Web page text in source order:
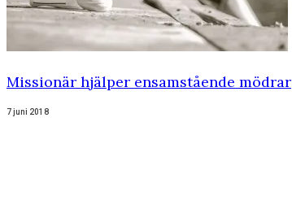
Missionär hjälper ensamstående mödrar
7 juni 2018